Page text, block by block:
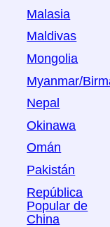
Malasia
Maldivas
Mongolia
Myanmar/
Nepal
Okinawa
Omán
Pakistán
República
Popular de
China